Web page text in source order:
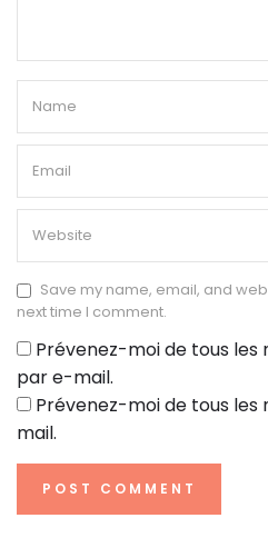
Save my name, email, and
next time I comment.
Prévenez-moi de tous
par e-mail.
Prévenez-moi de tous
mail.